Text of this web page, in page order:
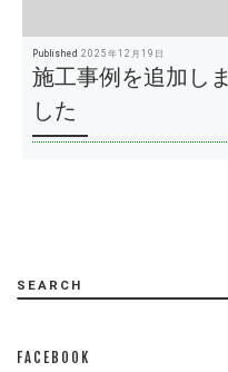
Published2025年12月19日
施工事例を追加しま
した
SEARCH
FACEBOOK